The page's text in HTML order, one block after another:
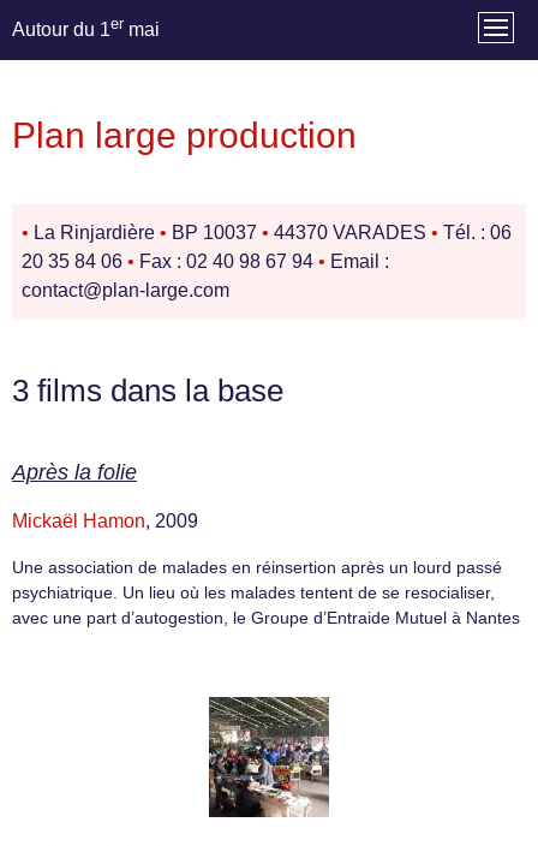
Autour du 1er mai
Plan large production
• La Rinjardière • BP 10037 • 44370 VARADES • Tél. : 06
20 35 84 06 • Fax : 02 40 98 67 94 • Email :
contact@plan-large.com
3 films dans la base
Après la folie
Mickaël Hamon, 2009
Une association de malades en réinsertion après un lourd passé
psychiatrique. Un lieu où les malades tentent de se resocialiser,
avec une part d’autogestion, le Groupe d’Entraide Mutuel à Nantes